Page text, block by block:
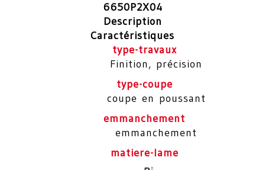
6650P2X04
Description
Caractéristiques
type-travaux
Finition, précision
type-coupe
coupe en poussant
emmanchement
emmanchement
matiere-lame